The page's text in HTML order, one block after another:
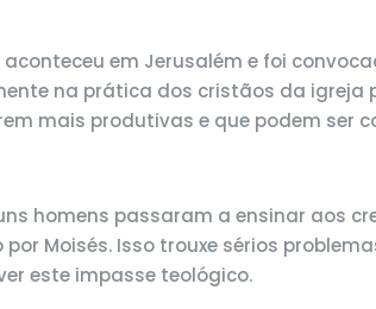
em Jerusalém e foi
na prática dos cristãos da igreja
mais produtivas e que podem ser
homens passaram a ensinar aos
Moisés. Isso trouxe sérios
este impasse teológico.